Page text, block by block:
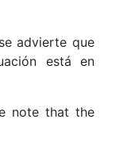
advierte que
está en
note that the